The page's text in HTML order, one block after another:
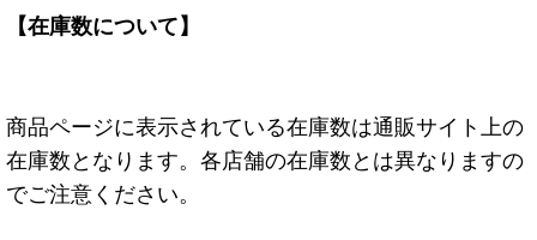
【在庫数について】
商品ページに表示されている在庫数は通販サイト上の
在庫数となります。各店舗の在庫数とは異なりますの
でご注意ください。